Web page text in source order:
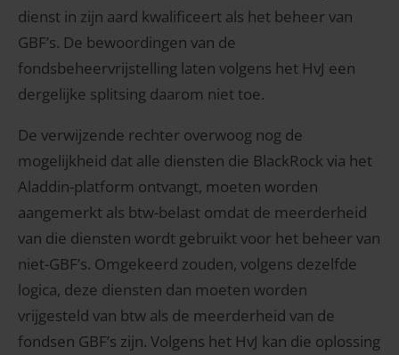
dienst in zijn aard kwalificeert als het beheer van
GBF’s. De bewoordingen van de
fondsbeheervrijstelling laten volgens het HvJ een
dergelijke splitsing daarom niet toe.
De verwijzende rechter overwoog nog de
mogelijkheid dat alle diensten die BlackRock via het
Aladdin-platform ontvangt, moeten worden
aangemerkt als btw-belast omdat de meerderheid
van die diensten wordt gebruikt voor het beheer van
niet-GBF’s. Omgekeerd zouden, volgens dezelfde
logica, deze diensten dan moeten worden
vrijgesteld van btw als de meerderheid van de
fondsen GBF’s zijn. Volgens het HvJ kan die oplossing